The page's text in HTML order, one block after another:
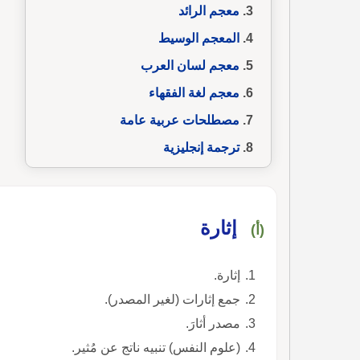
معجم الرائد
المعجم الوسيط
معجم لسان العرب
معجم لغة الفقهاء
مصطلحات عربية عامة
ترجمة إنجليزية
(أ) إثارة
إثارة.
جمع إثارات (لغير المصدر).
مصدر أثارَ.
(علوم النفس) تنبيه ناتج عن مُثير.